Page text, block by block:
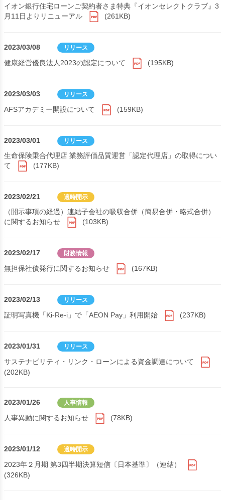
イオン銀行住宅ローンご契約者さま特典『イオンセレクトクラブ』3
月11日よりリニューアル
(261KB)
2023/03/08 リリース
健康経営優良法人2023の認定について (195KB)
2023/03/03 リリース
AFSアカデミー開設について (159KB)
2023/03/01 リリース
生命保険乗合代理店 業務評価品質運営「認定代理店」の取得につい
て
(177KB)
2023/02/21 適時開示
（開示事項の経過）連結子会社の吸収合併（簡易合併・略式合併）
に関するお知らせ
(103KB)
2023/02/17 財務情報
無担保社債発行に関するお知らせ (167KB)
2023/02/13 リリース
証明写真機「Ki-Re-i」で「AEON Pay」利用開始 (237KB)
2023/01/31 リリース
サステナビリティ・リンク・ローンによる資金調達について
(202KB)
2023/01/26 人事情報
人事異動に関するお知らせ (78KB)
2023/01/12 適時開示
2023年２月期 第3四半期決算短信〔日本基準〕（連結）
(326KB)